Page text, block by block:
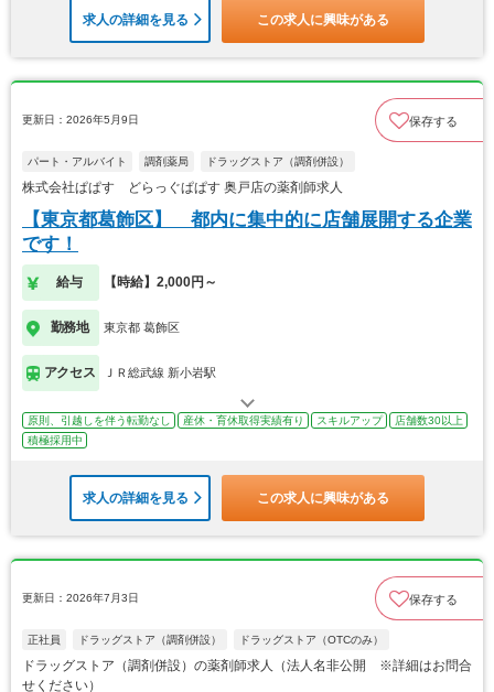
求人の詳細を見る この求人に興味がある
更新日：2026年5月9日 保存する
パート・アルバイト 調剤薬局 ドラッグストア（調剤併設）
株式会社ぱぱす どらっぐぱぱす 奥戸店の薬剤師求人
【東京都葛飾区】 都内に集中的に店舗展開する企業
です！
給与 【時給】2,000円～
勤務地 東京都 葛飾区
アクセス ＪＲ総武線 新小岩駅
原則、引越しを伴う転勤なし 産休・育休取得実績有り スキルアップ
店舗数30以上
積極採用中
求人の詳細を見る この求人に興味がある
更新日：2026年7月3日 保存する
正社員 ドラッグストア（調剤併設） ドラッグストア（OTCのみ）
ドラッグストア（調剤併設）の薬剤師求人（法人名非公開 ※詳細はお問合
せください）